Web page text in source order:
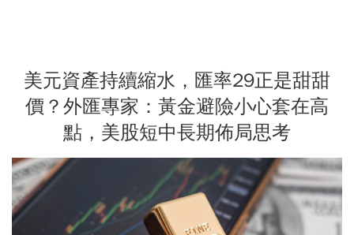
美元資產持續縮水，匯率29正是甜甜
價？外匯專家：黃金避險小心套在高
點，美股短中長期佈局思考